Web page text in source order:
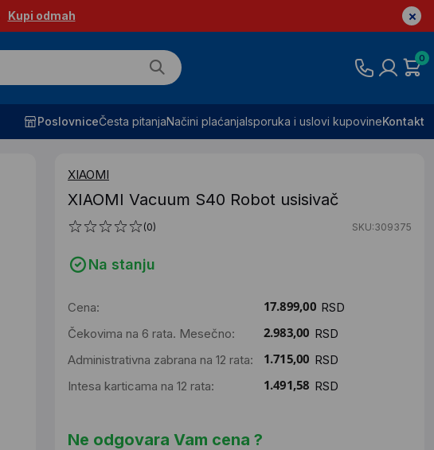
Kupi odmah
0
PoslovniceČesta pitanjaNačini plaćanjaIsporuka i uslovi kupovineKontakt
XIAOMI
XIAOMI Vacuum S40 Robot usisivač
(0) SKU:309375
Na stanju
Cena:
RSD
Čekovima na 6 rata. Mesečno:
RSD
Administrativna zabrana na 12 rata:
RSD
Intesa karticama na 12 rata:
RSD
Ne odgovara Vam cena ?